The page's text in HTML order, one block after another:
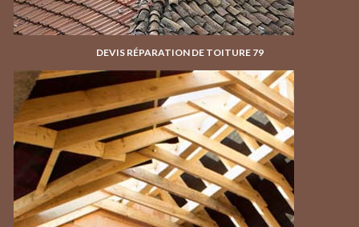
DEVIS RÉPARATION DE TOITURE 79